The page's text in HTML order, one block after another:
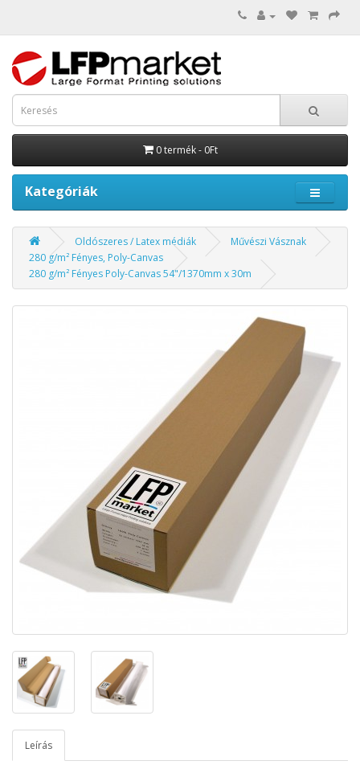
0 termék - 0Ft
Kategóriák
Oldószeres / Latex médiák
Művészi Vásznak
280 g/m² Fényes, Poly-Canvas
280 g/m² Fényes Poly-Canvas 54"/1370mm x 30m
Leírás